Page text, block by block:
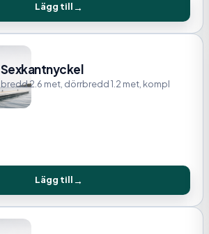
Lägg till
Sexkantnyckel
bredd 2.6 met, dörrbredd 1.2 met, kompl
Lägg till